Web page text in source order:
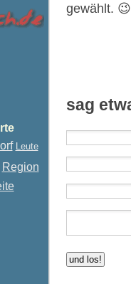
gewählt. 😉
sag
Leute
Region